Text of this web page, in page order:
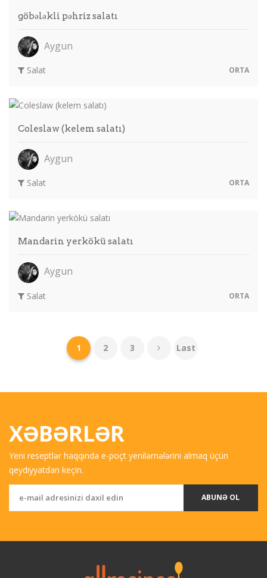
göbələkli pəhriz salatı
Aygun
Salat ORTA
Coleslaw (kelem salatı)
Aygun
Salat ORTA
Mandarin yerkökü salatı
Aygun
Salat ORTA
1 2 3 Last
XƏBƏRLƏR
Yeni reseptlər haqqında e-poçt yeniləmələrini almaq üçün
qeydiyyatdan keçin.
ABUNƏ OL